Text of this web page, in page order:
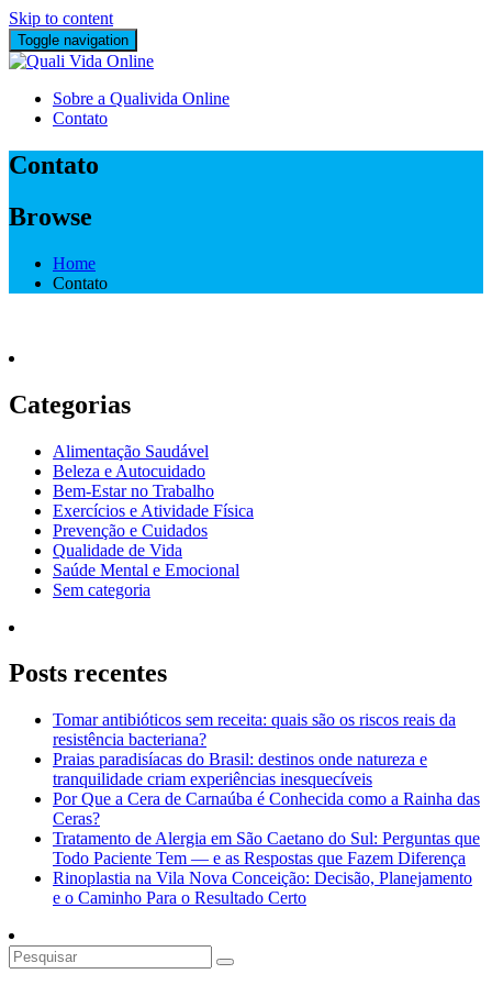
Skip to content
Toggle navigation
Sobre a Qualivida Online
Contato
Contato
Browse
Home
Contato
Categorias
Alimentação Saudável
Beleza e Autocuidado
Bem-Estar no Trabalho
Exercícios e Atividade Física
Prevenção e Cuidados
Qualidade de Vida
Saúde Mental e Emocional
Sem categoria
Posts recentes
Tomar antibióticos sem receita: quais são os riscos reais da
resistência bacteriana?
Praias paradisíacas do Brasil: destinos onde natureza e
tranquilidade criam experiências inesquecíveis
Por Que a Cera de Carnaúba é Conhecida como a Rainha das
Ceras?
Tratamento de Alergia em São Caetano do Sul: Perguntas que
Todo Paciente Tem — e as Respostas que Fazem Diferença
Rinoplastia na Vila Nova Conceição: Decisão, Planejamento
e o Caminho Para o Resultado Certo